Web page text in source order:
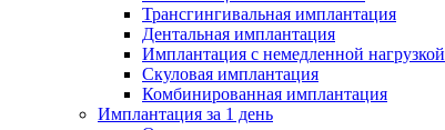
Трансгингивальная имплантация
Дентальная имплантация
Имплантация с немедленной нагрузкой
Скуловая имплантация
Комбинированная имплантация
Имплантация за 1 день